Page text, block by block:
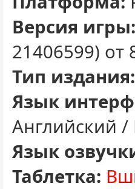
Версия игры:
21406599) от
Тип издания:
Язык
Английский /
Язык
Таблетка: